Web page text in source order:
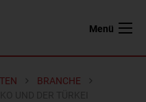
Menü
BRANCHE